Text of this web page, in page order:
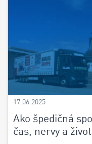
17.06.2025
Ako špedičná
čas, nervy a